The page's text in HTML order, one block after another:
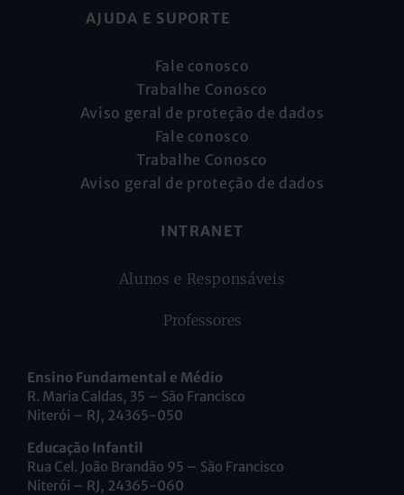
AJUDA E SUPORTE
Fale conosco
Trabalhe Conosco
Aviso geral de proteção de dados
Fale conosco
Trabalhe Conosco
Aviso geral de proteção de dados
INTRANET
Alunos e Responsáveis
Professores
Ensino Fundamental e Médio
R. Maria Caldas, 35 – São Francisco
Niterói – RJ, 24365-050
Educação Infantil
Rua Cel. João Brandão 95 – São Francisco
Niterói – RJ, 24365-060